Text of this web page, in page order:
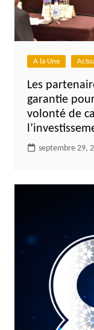
A la Une
Les
garantie
volonté de
septembre 29,